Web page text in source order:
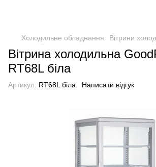
Холодильне обладнання Вітрини
Вітрина холодильна
RT68L біла
Артикул: RT68L біла Написати відгук